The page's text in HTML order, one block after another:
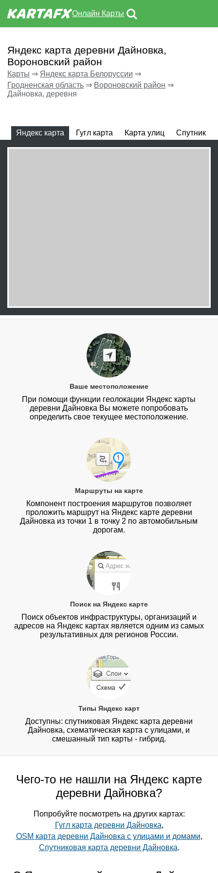
Онлайн Карты
Яндекс карта деревни Дайновка,
Вороновский район
Карты ⇒ Яндекс карта Белоруссии ⇒
Гродненская область ⇒ Вороновский район ⇒
Дайновка, деревня
Яндекс карта Гугл карта Карта улиц Спутник
Ваше местоположение
При помощи функции геолокации Яндекс карты
деревни Дайновка Вы можете попробовать
определить свое текущее местоположение.
Маршруты на карте
Компонент построения маршрутов позволяет
проложить маршрут на Яндекс карте деревни
Дайновка из точки 1 в точку 2 по автомобильным
дорогам.
Поиск на Яндекс карте
Поиск объектов инфраструктуры, организаций и
адресов на Яндекс картах является одним из самых
результативных для регионов России.
Типы Яндекс карт
Доступны: спутниковая Яндекс карта деревни
Дайновка, схематическая карта с улицами, и
смешанный тип карты - гибрид.
Чего-то не нашли на Яндекс карте
деревни Дайновка?
Попробуйте посмотреть на других картах:
Гугл карта деревни Дайновка,
OSM карта деревни Дайновка с улицами и домами,
Спутниковая карта деревни Дайновка.